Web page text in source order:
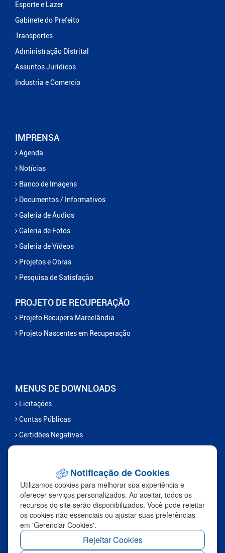
Esporte e Lazer
Gabinete do Prefeito
Transportes
Administração Distrital
Assuntos Jurídicos
Industria e Comercio
IMPRENSA
Agenda
Notícias
Banco de Imagens
Documentos / Informativos
Galeria de Áudios
Galeria de Fotos
Galeria de Vídeos
Projetos e Obras
Pesquisa de Satisfação
PROJETO DE RECUPERAÇÃO
Projeto Recupera Marcelândia
Projeto Nascentes em Recuperação
MENUS DE DOWNLOADS
Licitações
Contas Públicas
Certidões Negativas
FALE CONOSCO
Ouvidoria
Fale Com a Prefeitura
Links Úteis
Notificação de Cookies
Utilizamos cookies para melhorar sua experiência e
oferecer serviços personalizados. Ao aceitar, todos os
recursos do site serão disponibilizados. Você pode rejeitar
os cookies não essenciais ou ajustar suas preferências
em 'Gerenciar Cookies'.
Rejeitar Cookies